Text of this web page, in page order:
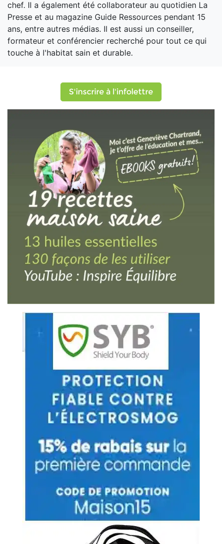
chef. Il a également été collaborateur au quotidien La
Presse et au magazine Guide Ressources pendant 15
ans, entre autres médias. Il est aussi un conseiller,
formateur et conférencier recherché pour tout ce qui
touche à l'habitat sain et durable.
S'inscrire à l'infolettre